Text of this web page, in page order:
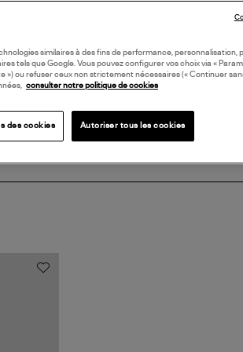
similaires à des fins de performance, personnalisation,
tels que Google. Vous pouvez configurer vos choix via «
») ou refuser ceux non strictement nécessaires (« Continuer
consulter notre politique de cookies
des cookies Autoriser tous les cookies